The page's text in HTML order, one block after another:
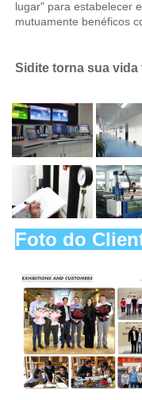
lugar" para estabelecer
mutuamente benéficos
Sidite torna sua vida
Foto do